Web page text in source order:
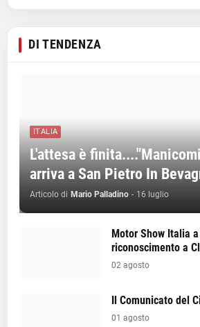
DI TENDENZA
ITALIA
L'attesa è
arriva a San Pietro In
Articolo di Mario Palladino - 16 luglio
Motor Show Italia
riconoscimento a
02 agosto
Il Comunicato del
01 agosto